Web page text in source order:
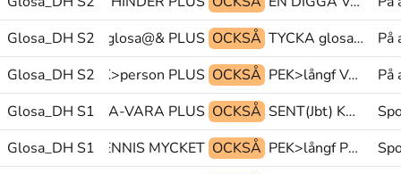
Glosa_DH S2
PEK>person glosa@& PLUS OCKSÅ TYCKA glosa@& HINDER
På
Glosa_DH S2
PRO1 PEK>person PLUS OCKSÅ PEK>långf VARA SOCIAL(S)
På
Glosa_DH S1
SPELA LÅTA-VARA PLUS OCKSÅ SENT(Jbt) KVÄLL SEDAN(L)
Glosa_DH S1PRO1 TENNIS MYCKET OCKSÅ PEK>långf PERF SIMMA